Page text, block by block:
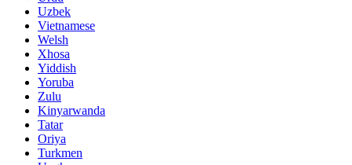
Uzbek
Vietnamese
Welsh
Xhosa
Yiddish
Yoruba
Zulu
Kinyarwanda
Tatar
Oriya
Turkmen